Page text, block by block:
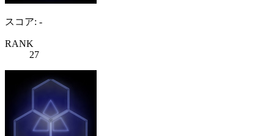
スコア: -
RANK
27